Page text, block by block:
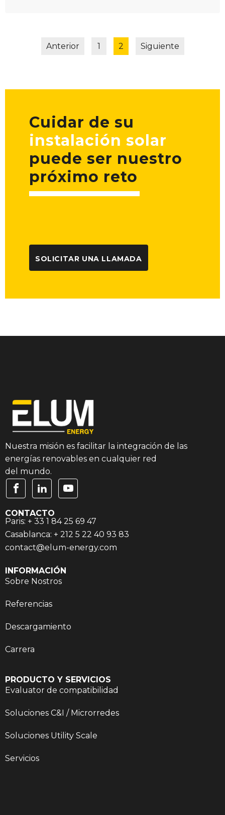
Anterior 1 2 Siguiente
Cuidar de su
instalación solar
puede ser nuestro
próximo reto
SOLICITAR UNA LLAMADA
Nuestra misión es facilitar la integración de las
energías renovables en cualquier red
del mundo.
INFORMACIÓN
Sobre Nostros
Referencias
Descargamiento
Carrera
PRODUCTO Y SERVICIOS
Evaluator de compatibilidad
Soluciones C&I / Microrredes
Soluciones Utility Scale
Servicios
CONTACTO
Paris: + 33 1 84 25 69 47
Casablanca: + 212 5 22 40 93 83
contact@elum-energy.com